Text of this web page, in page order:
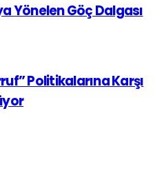
Yönelen Göç Dalgası
Politikalarına Karşı